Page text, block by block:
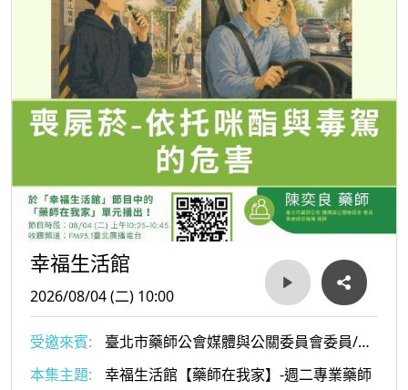
幸福生活館
2026/08/04 (二) 10:00
受邀來賓:
臺北市藥師公會媒體與公關委員會委員/美
康健保藥局陳奕良藥師
本集主題:
幸福生活館【藥師在我家】-週二專業藥師